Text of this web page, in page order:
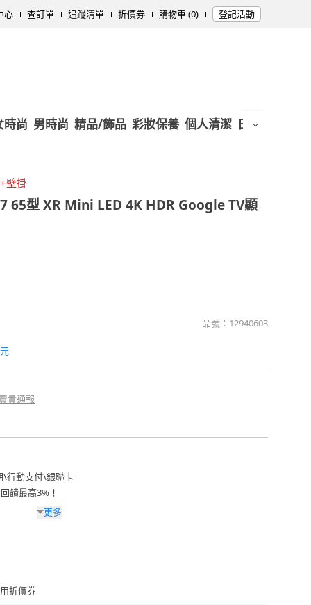
心 查訂單 追蹤清單 折價券 購物車 (0) 登記活動
時尚 男時尚 精品/飾品 彩妝保養 個人清潔 日用/紙品
壁掛
65型 XR Mini LED 4K HDR Google TV顯
品號： 12940603
元
賣貴通報
\行動支付\銀聯卡
饋最高3%！
更多
折價券